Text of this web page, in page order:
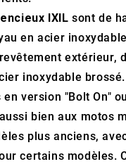
IXIL sont de
en acier
extérieur,
inoxydable
version "Bolt On"
bien aux motos
plus anciens,
certains modèles.